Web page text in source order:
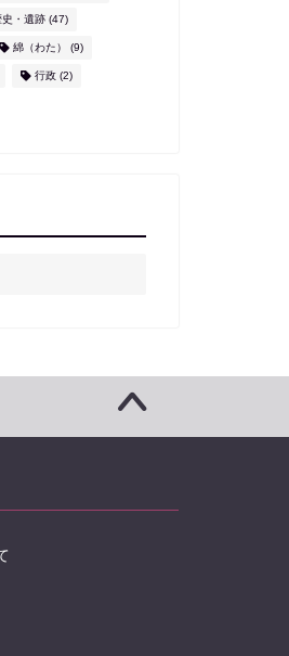
史・遺跡(47)
綿（わた） (9)
行政(2)